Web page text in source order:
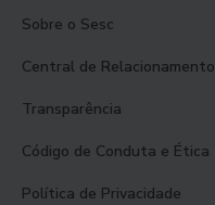
Sobre o Sesc
Central de Relacionamento
Transparência
Código de Conduta e Ética
Política de Privacidade